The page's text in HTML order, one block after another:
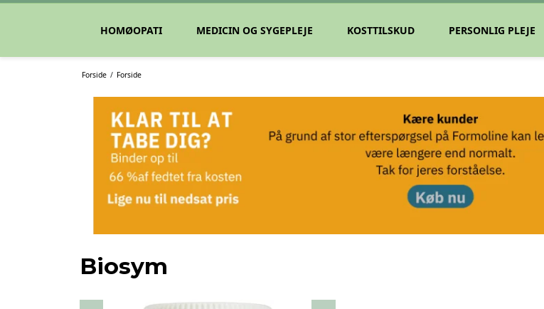
HOMØOPATI MEDICIN OG SYGEPLEJE KOSTTILSKUD PERSONLIG PLEJE
Forside / Forside
Biosym